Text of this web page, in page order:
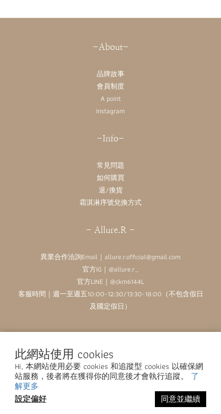
此網站使用 cookies
Hi, 本網站使用必要 cookies 和追蹤型 cookies 以確保網
站服務，後者將在獲得你的同意後才會執行追蹤。 了
解更多
設定偏好
同意並繼續
-About-
品牌故事
會員制度
A point
Instagram
-Info-
常見問題
如何購買
退/換貨
霜淇淋序號兌換方式
- Allure.R -
異業合作洽詢Email｜allure.r.official@gmail.com
官方IG｜ @allure.r_
官方LINE｜@ckm6144L
客服時間｜週一至週五10:00-12:30/13:30-18:00（不包含假日
及國定假日）
$TWD